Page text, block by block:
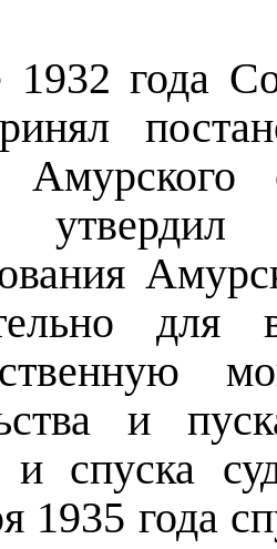
1932 года
Амурского
для
и
и спуска
1935 года